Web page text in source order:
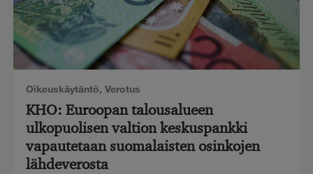
Oikeuskäytäntö, Verotus
KHO: Euroopan talousalueen
ulkopuolisen valtion keskuspankki
vapautetaan suomalaisten osinkojen
lähdeverosta